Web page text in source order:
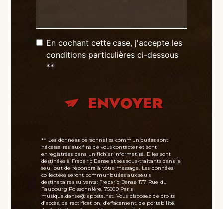
En cochant cette case, j'accepte les
conditions particulières ci-dessous
**
ENVOYER
** Les données personnelles communiquées sont
nécessaires aux fins de vous contacter et sont
enregistrées dans un fichier informatisé. Elles sont
destinées à Frederic Bense et ses sous-traitants dans le
seul but de répondre à votre message. Les données
collectées seront communiquées aux seuls
destinataires suivants: Frederic Bense 177 Rue du
Faubourg Poissonnière, 75009 Paris
musique.danse@laposte.net. Vous disposez de droits
d’accès, de rectification, d’effacement, de portabilité,